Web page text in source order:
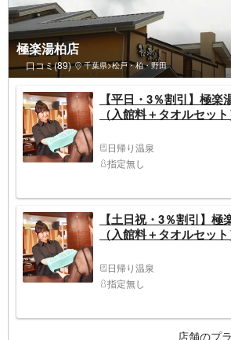
極楽湯柏店
口コミ(89) 千葉県>松戸・柏・野田
【平日・3％割引】極楽
（入館料＋タオルセット
日帰り温泉
指定無し
【土日祝・3％割引】
（入館料＋タオルセット
日帰り温泉
指定無し
店舗のプ